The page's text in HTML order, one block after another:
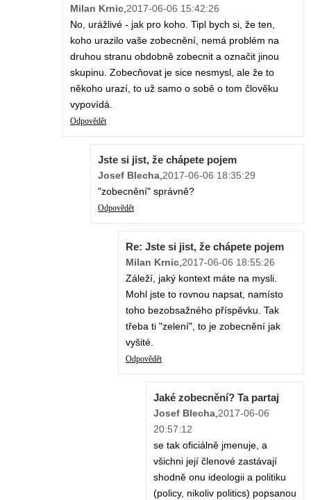
Milan Krnic,2017-06-06 15:42:26
No, urážlivé - jak pro koho. Tipl bych si, že ten,
koho urazilo vaše zobecnění, nemá problém na
druhou stranu obdobně zobecnit a označit jinou
skupinu. Zobecňovat je sice nesmysl, ale že to
někoho urazí, to už samo o sobě o tom člověku
vypovídá.
Odpovědět
Jste si jist, že chápete pojem
Josef Blecha,2017-06-06 18:35:29
"zobecnění" správně?
Odpovědět
Re: Jste si jist, že chápete pojem
Milan Krnic,2017-06-06 18:55:26
Záleží, jaký kontext máte na mysli.
Mohl jste to rovnou napsat, namísto
toho bezobsažného příspěvku. Tak
třeba ti "zelení", to je zobecnění jak
vyšité.
Odpovědět
Jaké zobecnění? Ta partaj
Josef Blecha,2017-06-06
20:57:12
se tak oficiálně jmenuje, a
všichni její členové zastávají
shodně onu ideologii a politiku
(policy, nikoliv politics) popsanou